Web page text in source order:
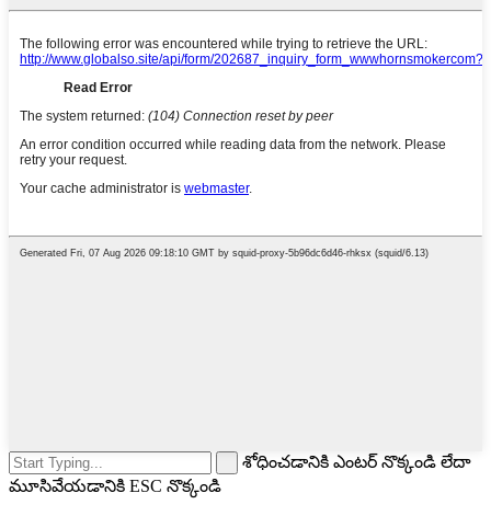
శోధించడానికి ఎంటర్ నొక్కండి లేదా
మూసివేయడానికి ESC నొక్కండి